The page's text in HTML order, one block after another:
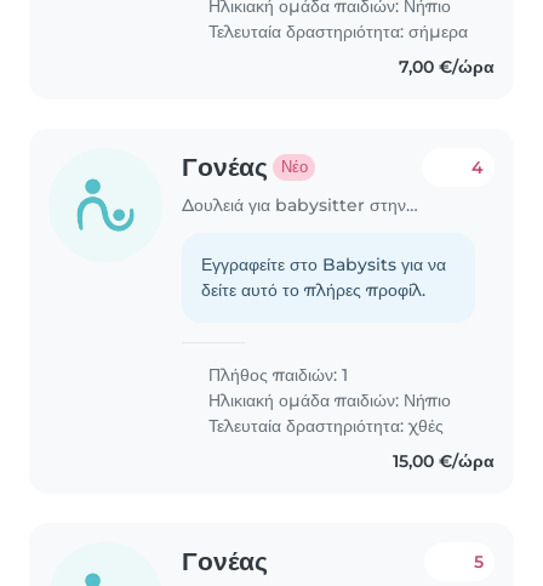
Ηλικιακή ομάδα παιδιών: Νήπιο
Τελευταία δραστηριότητα: σήμερα
7,00 €/ώρα
Γονέας Νέο
Δουλειά για babysitter στην περιοχή Γλυφάδα
4
Εγγραφείτε στο Babysits για να
δείτε αυτό το πλήρες προφίλ.
Πλήθος παιδιών: 1
Ηλικιακή ομάδα παιδιών: Νήπιο
Τελευταία δραστηριότητα: χθές
15,00 €/ώρα
Γονέας 5